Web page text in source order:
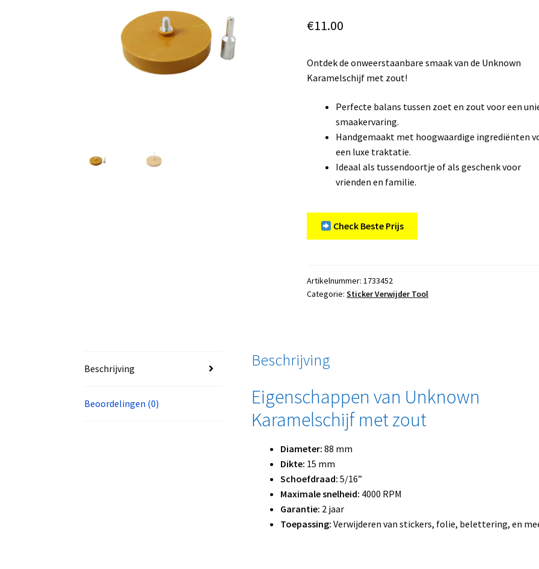
€11.00
Ontdek de onweerstaanbare smaak van de Unknown
Karamelschijf met zout!
Perfecte balans tussen zoet en zout voor een
smaakervaring.
Handgemaakt met hoogwaardige ingrediënten
een luxe traktatie.
Ideaal als tussendoortje of als geschenk voor
vrienden en familie.
Check Beste Prijs
Artikelnummer:1733452
Categorie:Sticker Verwijder Tool
Beschrijving
Beoordelingen (0)
Beschrijving
Eigenschappen van Unknown
Karamelschijf met zout
Diameter: 88 mm
Dikte: 15 mm
Schoefdraad: 5/16”
Maximale snelheid: 4000 RPM
Garantie: 2 jaar
Toepassing: Verwijderen van stickers, folie, belettering, en